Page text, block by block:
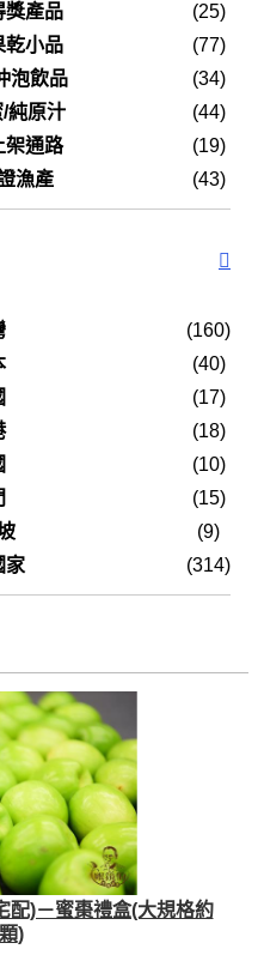
獎產品
(25)
乾小品
(77)
泡飲品
(34)
純原汁
(44)
架通路
(19)
漁產
(43)
(160)
(40)
(17)
(18)
(10)
(15)
(9)
家
(314)
配)－蜜棗禮盒(大規格約
)